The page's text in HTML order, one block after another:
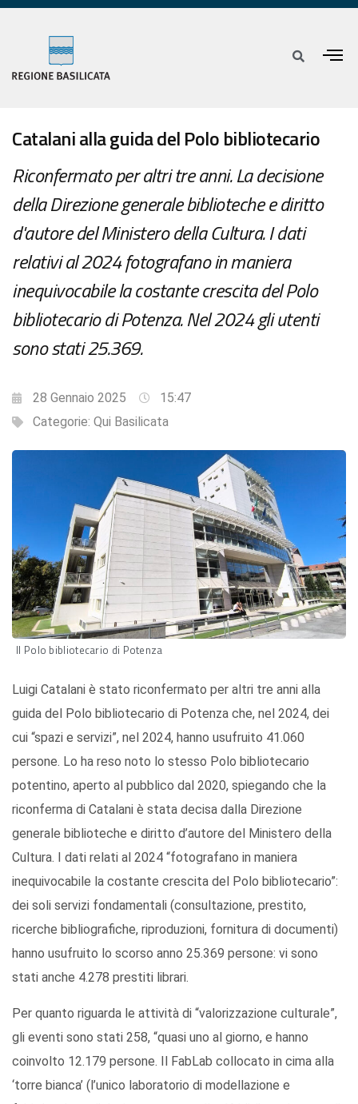
Catalani alla guida del Polo bibliotecario
Riconfermato per altri tre anni. La decisione
della Direzione generale biblioteche e diritto
d'autore del Ministero della Cultura. I dati
relativi al 2024 fotografano in maniera
inequivocabile la costante crescita del Polo
bibliotecario di Potenza. Nel 2024 gli utenti
sono stati 25.369.
28 Gennaio 2025
15:47
Categorie: Qui Basilicata
Il Polo bibliotecario di Potenza
Luigi Catalani è stato riconfermato per altri tre anni alla
guida del Polo bibliotecario di Potenza che, nel 2024, dei
cui “spazi e servizi”, nel 2024, hanno usufruito 41.060
persone. Lo ha reso noto lo stesso Polo bibliotecario
potentino, aperto al pubblico dal 2020, spiegando che la
riconferma di Catalani è stata decisa dalla Direzione
generale biblioteche e diritto d’autore del Ministero della
Cultura. I dati relati al 2024 “fotografano in maniera
inequivocabile la costante crescita del Polo bibliotecario”:
dei soli servizi fondamentali (consultazione, prestito,
ricerche bibliografiche, riproduzioni, fornitura di documenti)
hanno usufruito lo scorso anno 25.369 persone: vi sono
stati anche 4.278 prestiti librari.
Per quanto riguarda le attività di “valorizzazione culturale”,
gli eventi sono stati 258, “quasi uno al giorno, e hanno
coinvolto 12.179 persone. Il FabLab collocato in cima alla
‘torre bianca’ (l’unico laboratorio di modellazione e